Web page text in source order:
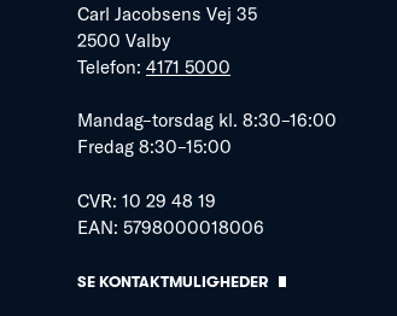
Carl Jacobsens Vej 35
2500 Valby
Telefon: 4171 5000
Mandag–torsdag kl. 8:30–16:00
Fredag 8:30–15:00
CVR: 10 29 48 19
EAN: 5798000018006
SE KONTAKTMULIGHEDER